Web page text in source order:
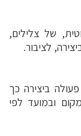
של צלילים,
לציבור.
ביצירה כך
ובמועד לפי